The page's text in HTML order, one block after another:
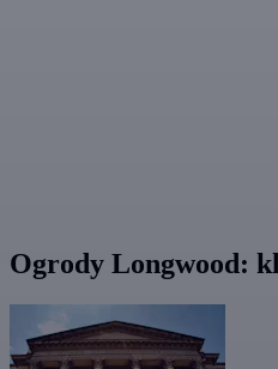
Ogrody Longwood: